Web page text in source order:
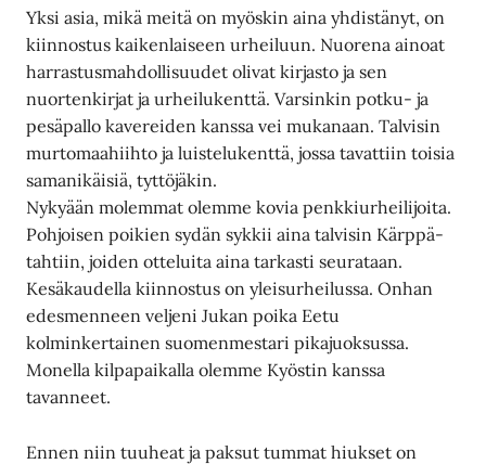
Yksi asia, mikä meitä on myöskin aina yhdistänyt, on
kiinnostus kaikenlaiseen urheiluun. Nuorena ainoat
harrastusmahdollisuudet olivat kirjasto ja sen
nuortenkirjat ja urheilukenttä. Varsinkin potku- ja
pesäpallo kavereiden kanssa vei mukanaan. Talvisin
murtomaahiihto ja luistelukenttä, jossa tavattiin toisia
samanikäisiä, tyttöjäkin.
Nykyään molemmat olemme kovia penkkiurheilijoita.
Pohjoisen poikien sydän sykkii aina talvisin Kärppä-
tahtiin, joiden otteluita aina tarkasti seurataan.
Kesäkaudella kiinnostus on yleisurheilussa. Onhan
edesmenneen veljeni Jukan poika Eetu
kolminkertainen suomenmestari pikajuoksussa.
Monella kilpapaikalla olemme Kyöstin kanssa
tavanneet.
Ennen niin tuuheat ja paksut tummat hiukset on